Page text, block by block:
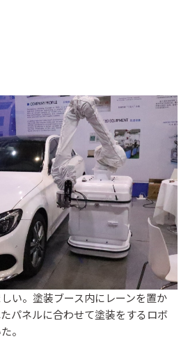
い。塗装ブース内にレーンを置か
パネルに合わせて塗装をするロボ
。